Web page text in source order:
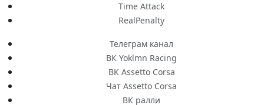
Time Attack
RealPenalty
Телеграм канал
ВК Yoklmn Racing
ВК Assetto Corsa
Чат Assetto Corsa
ВК ралли